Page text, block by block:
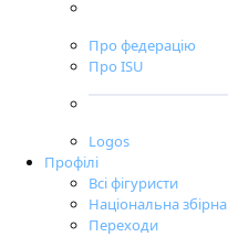
Про федерацію
Про ISU
Logos
Профілі
Всі фігуристи
Національна збірна
Переходи